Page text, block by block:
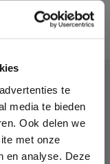
te
media te bieden
Ook delen we
met onze
en analyse. Deze
maakt u de
U stelt uw